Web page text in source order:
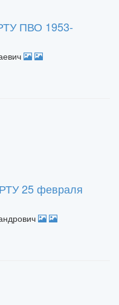
ПВО 1953-
25 февраля